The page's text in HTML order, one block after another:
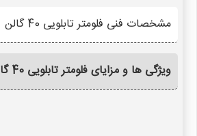
مشخصات فنی فلومتر تابلویی 40 گالن
ویژگی ها و مزایای فلومتر تابلویی 40 گالن